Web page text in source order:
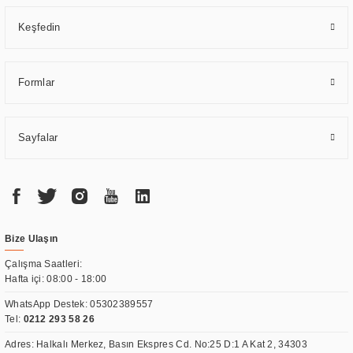
Keşfedin
Formlar
Sayfalar
Bize Ulaşın
Çalışma Saatleri:
Hafta içi: 08:00 - 18:00
WhatsApp Destek:05302389557
Tel: 0212 293 58 26
Adres: Halkalı Merkez, Basın Ekspres Cd. No:25 D:1 A Kat 2, 34303